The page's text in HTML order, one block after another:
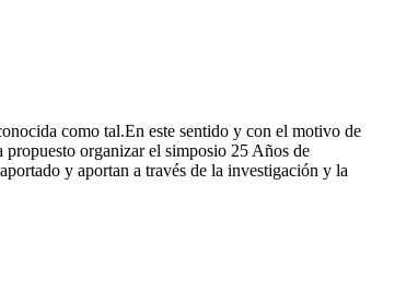
como tal.En este sentido y con el motivo de
organizar el simposio 25 Años de
y aportan a través de la investigación y la